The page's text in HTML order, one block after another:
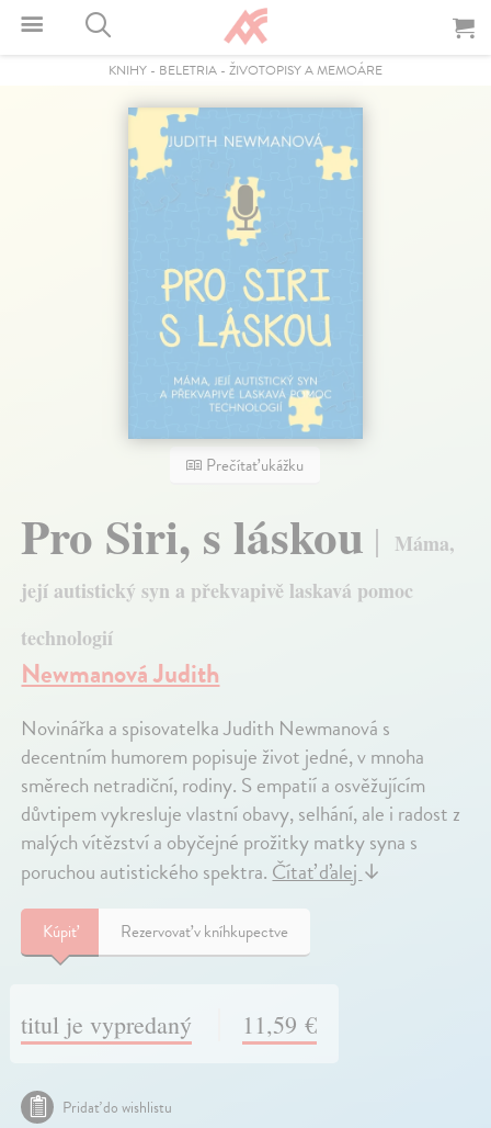
KNIHY - BELETRIA - ŽIVOTOPISY A MEMOÁRE
Prečítať ukážku
Pro Siri, s láskou
Máma,
její autistický syn a překvapivě laskavá pomoc
technologií
Newmanová Judith
Novinářka a spisovatelka Judith Newmanová s
decentním humorem popisuje život jedné, v mnoha
směrech netradiční, rodiny. S empatií a osvěžujícím
důvtipem vykresluje vlastní obavy, selhání, ale i radost z
malých vítězství a obyčejné prožitky matky syna s
poruchou autistického spektra.Čítať ďalej↓
Kúpiť Rezervovať v kníhkupectve
titul je vypredaný 11,59 €
Pridať do wishlistu